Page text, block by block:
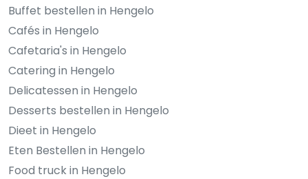
Buffet bestellen in Hengelo
Cafés in Hengelo
Cafetaria's in Hengelo
Catering in Hengelo
Delicatessen in Hengelo
Desserts bestellen in Hengelo
Dieet in Hengelo
Eten Bestellen in Hengelo
Food truck in Hengelo